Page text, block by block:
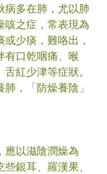
病多在肺，尤以肺
咳之症，常表現為
少痰，難咯出，
有口乾咽痛、喉
紅少津等症狀。
，「防燥養陰」
應以滋陰潤燥為
銀耳、羅漢果、